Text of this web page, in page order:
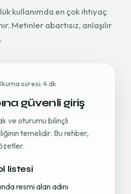
kullanımda en çok ihtiyaç
Metinler abartısız, anlaşılır
süresi: 4 dk
güvenli giriş
ve oturumu bilinçli
temelidir. Bu rehber,
listesi
resmi alan adını